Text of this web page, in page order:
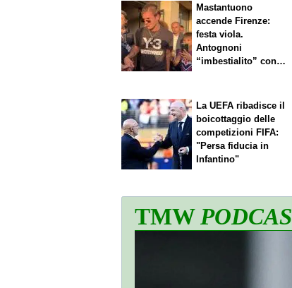
Mastantuono
accende Firenze:
festa viola.
Antognoni
“imbestialito” con
La UEFA ribadisce il
boicottaggio delle
competizioni FIFA:
"Persa fiducia in
Infantino"
TMW